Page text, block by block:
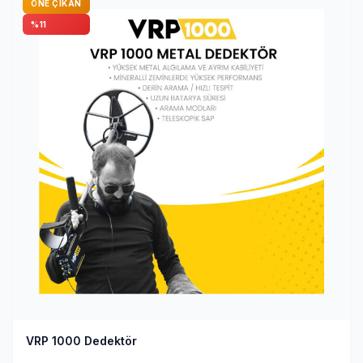
ÖNE ÇIKAN
%11
VRP 1000 Dedektör